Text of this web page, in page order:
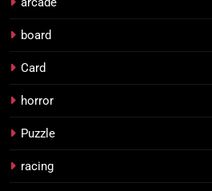
board
Card
horror
Puzzle
racing